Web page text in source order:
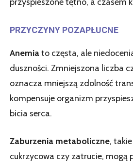
PRZYCZYNY POZAPŁUCNE
Anemiato częsta, ale
duszności. Zmniejszona liczba
oznacza mniejszą zdolność
kompensuje organizm
bicia serca.
Zaburzenia metaboliczne,
cukrzycowa czy zatrucie, mogą